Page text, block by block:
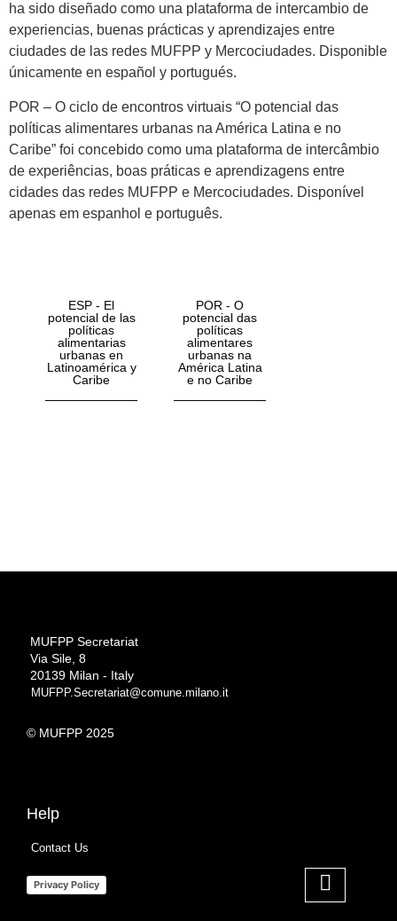
ha sido diseñado como una plataforma de intercambio de
experiencias, buenas prácticas y aprendizajes entre
ciudades de las redes MUFPP y Mercociudades. Disponible
únicamente en español y portugués.
POR – O ciclo de encontros virtuais “O potencial das
políticas alimentares urbanas na América Latina e no
Caribe” foi concebido como uma plataforma de intercâmbio
de experiências, boas práticas e aprendizagens entre
cidades das redes MUFPP e Mercociudades. Disponível
apenas em espanhol e português.
ESP - El
potencial de las
políticas
alimentarias
urbanas en
Latinoamérica y
Caribe
POR - O
potencial das
políticas
alimentares
urbanas na
América Latina
e no Caribe
MUFPP Secretariat
Via Sile, 8
20139 Milan - Italy
MUFPP.Secretariat@comune.milano.it
© MUFPP 2025
Help
Contact Us
Privacy Policy